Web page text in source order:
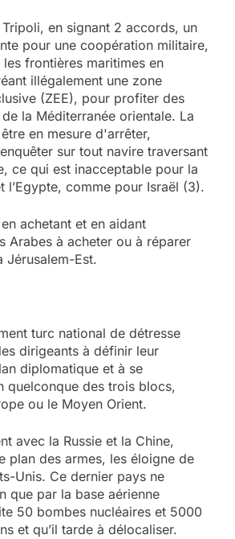
en signant 2 accords, un
pour une coopération militaire,
frontières maritimes en
illégalement une zone
(ZEE), pour profiter des
la Méditerranée orientale. La
en mesure d'arrêter,
sur tout navire traversant
ce qui est inacceptable pour la
l’Egypte, comme pour Israël (3).
achetant et en aidant
Arabes à acheter ou à réparer
Jérusalem-Est.
turc national de détresse
dirigeants à définir leur
diplomatique et à se
quelconque des trois blocs,
ou le Moyen Orient.
avec la Russie et la Chine,
plan des armes, les éloigne de
Unis. Ce dernier pays ne
que par la base aérienne
50 bombes nucléaires et 5000
et qu’il tarde à délocaliser.